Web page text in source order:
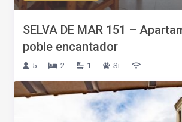
SELVA DE MAR 151 –
poble encantador
5 2 1 Si